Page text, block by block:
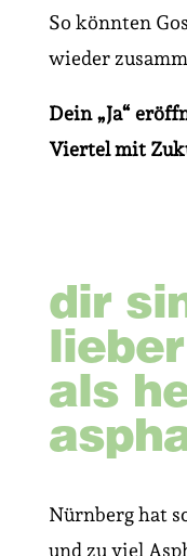
So könnten
wieder
Dein „Ja“
Viertel mit
dir
lieber
als
Nürnberg hat
und zu viel